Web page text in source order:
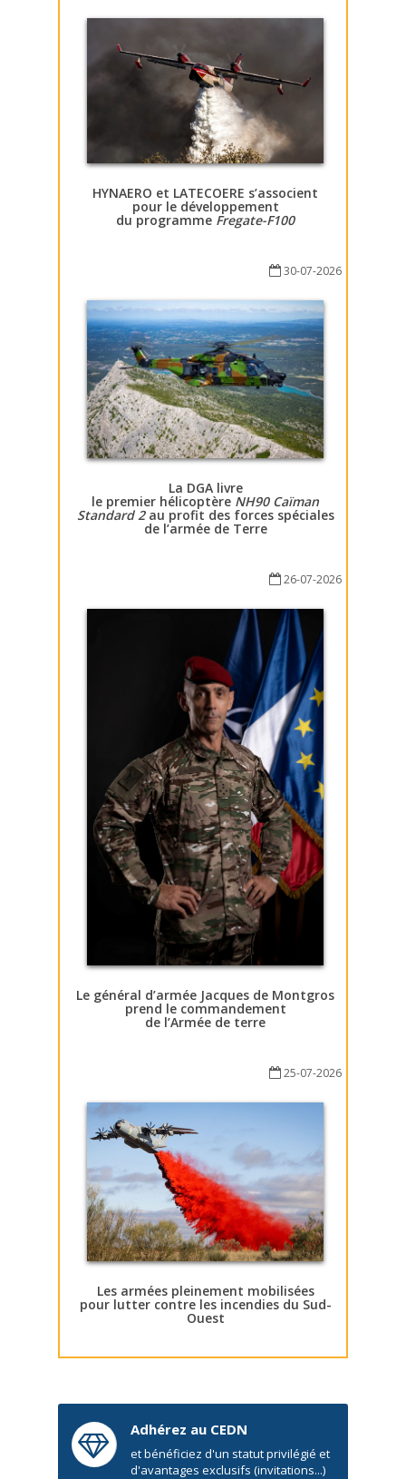
HYNAERO et LATECOERE s’associent
pour le développement
du programme Fregate-F100
30-07-2026
La DGA livre
le premier hélicoptère NH90 Caïman
Standard 2au profit des forces spéciales
de l’armée de Terre
26-07-2026
Le général d’armée Jacques de Montgros
prend le commandement
de l’Armée de terre
25-07-2026
Les armées pleinement mobilisées
pour lutter contre les incendies du Sud-
Ouest
Adhérez au CEDN
et bénéficiez d'un statut privilégié et
d'avantages exclusifs (invitations...)